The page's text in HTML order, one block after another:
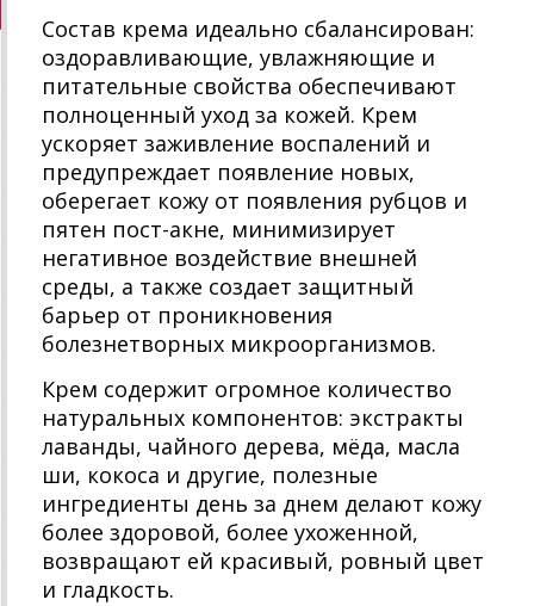
Состав крема идеально сбалансирован:
оздоравливающие, увлажняющие и
питательные свойства обеспечивают
полноценный уход за кожей. Крем
ускоряет заживление воспалений и
предупреждает появление новых,
оберегает кожу от появления рубцов и
пятен пост-акне, минимизирует
негативное воздействие внешней
среды, а также создает защитный
барьер от проникновения
болезнетворных микроорганизмов.
Крем содержит огромное количество
натуральных компонентов: экстракты
лаванды, чайного дерева, мёда, масла
ши, кокоса и другие, полезные
ингредиенты день за днем делают кожу
более здоровой, более ухоженной,
возвращают ей красивый, ровный цвет
и гладкость.